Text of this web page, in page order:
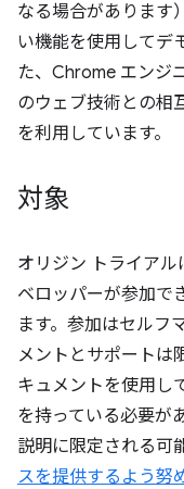
なる場合があります
い機能を使用してデ
た、Chrome エンジ
のウェブ技術との相
を利用しています。
対象
オリジン トライア
ベロッパーが参加で
ます。参加はセルフ
メントとサポートは
キュメントを使用し
を持っている必要が
説明に限定される可
スを提供するよう努